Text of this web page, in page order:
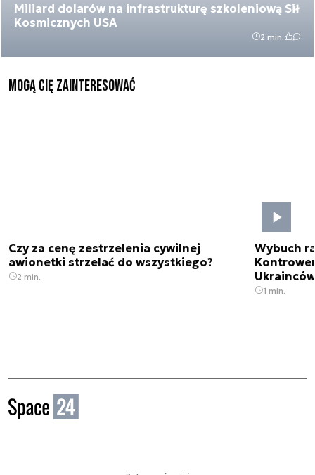
Miliard dolarów na infrastrukturę szkoleniową Sił
Kosmicznych USA
2 min.
Mogą Cię zainteresować
Czy za cenę zestrzelenia cywilnej
awionetki strzelać do wszystkiego?
2 min.
Wybuch
1 min.